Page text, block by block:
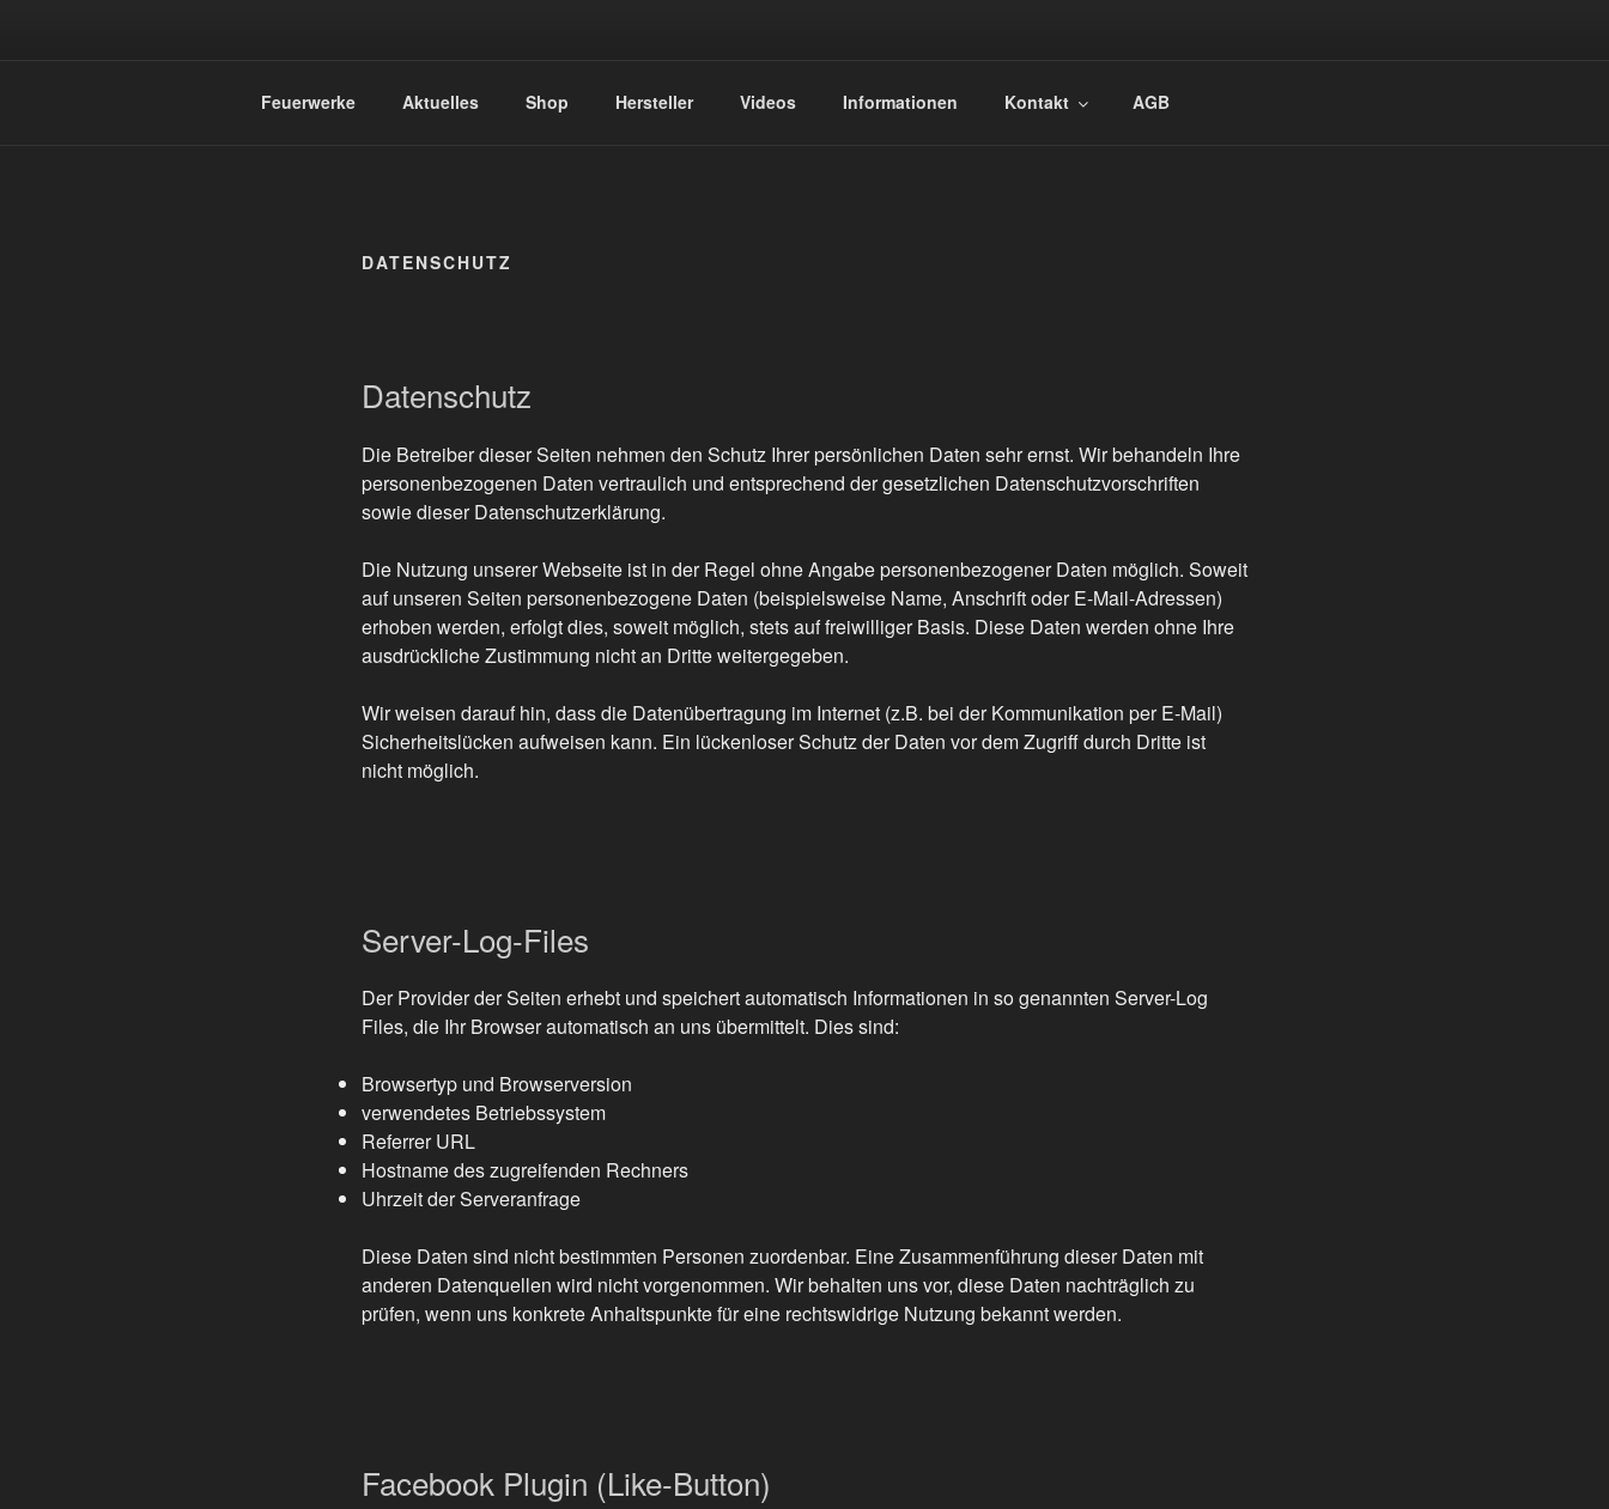
PYROTECHNIK HAAN
Feuerwerk das ganze Jahr!
Feuerwerke Aktuelles Shop Hersteller Videos Informationen Kontakt AGB
DATENSCHUTZ
Datenschutz
Die Betreiber dieser Seiten nehmen den Schutz Ihrer persönlichen Daten sehr ernst. Wir behandeln Ihre
personenbezogenen Daten vertraulich und entsprechend der gesetzlichen Datenschutzvorschriften
sowie dieser Datenschutzerklärung.
Die Nutzung unserer Webseite ist in der Regel ohne Angabe personenbezogener Daten möglich. Soweit
auf unseren Seiten personenbezogene Daten (beispielsweise Name, Anschrift oder E-Mail-Adressen)
erhoben werden, erfolgt dies, soweit möglich, stets auf freiwilliger Basis. Diese Daten werden ohne Ihre
ausdrückliche Zustimmung nicht an Dritte weitergegeben.
Wir weisen darauf hin, dass die Datenübertragung im Internet (z.B. bei der Kommunikation per E-Mail)
Sicherheitslücken aufweisen kann. Ein lückenloser Schutz der Daten vor dem Zugriff durch Dritte ist
nicht möglich.
Server-Log-Files
Der Provider der Seiten erhebt und speichert automatisch Informationen in so genannten Server-Log
Files, die Ihr Browser automatisch an uns übermittelt. Dies sind:
Browsertyp und Browserversion
verwendetes Betriebssystem
Referrer URL
Hostname des zugreifenden Rechners
Uhrzeit der Serveranfrage
Diese Daten sind nicht bestimmten Personen zuordenbar. Eine Zusammenführung dieser Daten mit
anderen Datenquellen wird nicht vorgenommen. Wir behalten uns vor, diese Daten nachträglich zu
prüfen, wenn uns konkrete Anhaltspunkte für eine rechtswidrige Nutzung bekannt werden.
Facebook Plugin (Like-Button)